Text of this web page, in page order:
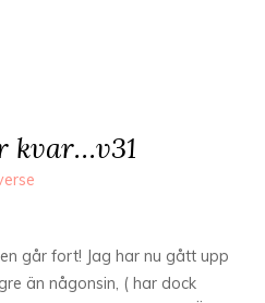
kvar…v31
går fort! Jag har nu gått upp
än någonsin, ( har dock